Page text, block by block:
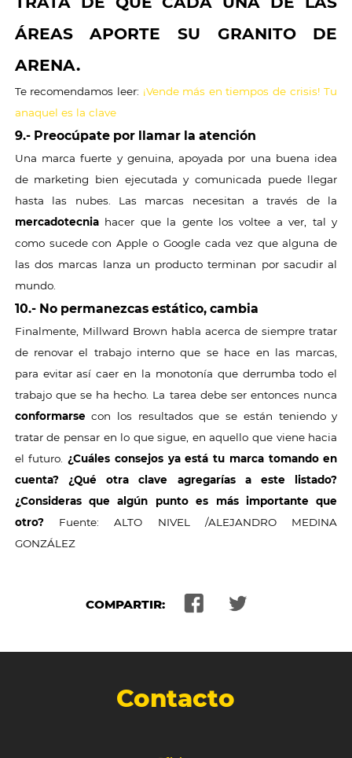
ÁREAS APORTE SU GRANITO DE
ARENA.
Te recomendamos leer: ¡Vende más en tiempos de crisis! Tu
anaquel es la clave
9.- Preocúpate por llamar la atención
Una marca fuerte y genuina, apoyada por una buena idea
de marketing bien ejecutada y comunicada puede llegar
hasta las nubes. Las marcas necesitan a través de la
mercadotecniahacer que la gente los voltee a ver, tal y
como sucede con Apple o Google cada vez que alguna de
las dos marcas lanza un producto terminan por sacudir al
mundo.
10.- No permanezcas estático, cambia
Finalmente, Millward Brown habla acerca de siempre tratar
de renovar el trabajo interno que se hace en las marcas,
para evitar así caer en la monotonía que derrumba todo el
trabajo que se ha hecho. La tarea debe ser entonces nunca
conformarse con los resultados que se están teniendo y
tratar de pensar en lo que sigue, en aquello que viene hacia
el futuro. ¿Cuáles consejos ya está tu marca tomando en
cuenta? ¿Qué otra clave agregarías a este listado?
¿Consideras que algún punto es más importante que
otro?Fuente: ALTO NIVEL /ALEJANDRO MEDINA
GONZÁLEZ
COMPARTIR:
Contacto